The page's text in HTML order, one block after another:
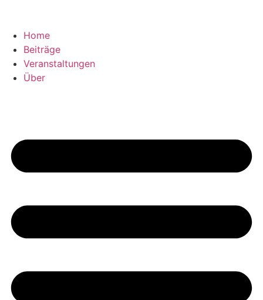
Home
Beiträge
Veranstaltungen
Über